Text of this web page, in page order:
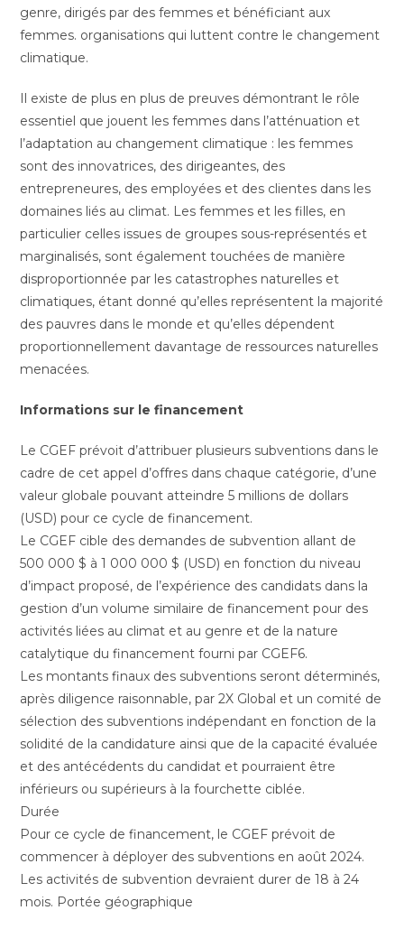
genre, dirigés par des femmes et bénéficiant aux
femmes. organisations qui luttent contre le changement
climatique.
Il existe de plus en plus de preuves démontrant le rôle
essentiel que jouent les femmes dans l’atténuation et
l’adaptation au changement climatique : les femmes
sont des innovatrices, des dirigeantes, des
entrepreneures, des employées et des clientes dans les
domaines liés au climat. Les femmes et les filles, en
particulier celles issues de groupes sous-représentés et
marginalisés, sont également touchées de manière
disproportionnée par les catastrophes naturelles et
climatiques, étant donné qu’elles représentent la majorité
des pauvres dans le monde et qu’elles dépendent
proportionnellement davantage de ressources naturelles
menacées.
Informations sur le financement
Le CGEF prévoit d’attribuer plusieurs subventions dans le
cadre de cet appel d’offres dans chaque catégorie, d’une
valeur globale pouvant atteindre 5 millions de dollars
(USD) pour ce cycle de financement.
Le CGEF cible des demandes de subvention allant de
500 000 $ à 1 000 000 $ (USD) en fonction du niveau
d’impact proposé, de l’expérience des candidats dans la
gestion d’un volume similaire de financement pour des
activités liées au climat et au genre et de la nature
catalytique du financement fourni par CGEF6.
Les montants finaux des subventions seront déterminés,
après diligence raisonnable, par 2X Global et un comité de
sélection des subventions indépendant en fonction de la
solidité de la candidature ainsi que de la capacité évaluée
et des antécédents du candidat et pourraient être
inférieurs ou supérieurs à la fourchette ciblée.
Durée
Pour ce cycle de financement, le CGEF prévoit de
commencer à déployer des subventions en août 2024.
Les activités de subvention devraient durer de 18 à 24
mois. Portée géographique